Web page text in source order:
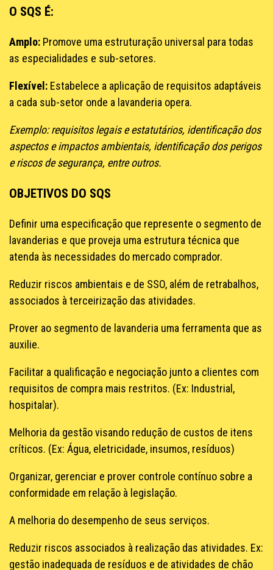
O SQS É:
Amplo: Promove uma estruturação universal para todas
as especialidades e sub-setores.
Flexível: Estabelece a aplicação de requisitos adaptáveis
a cada sub-setor onde a lavanderia opera.
Exemplo: requisitos legais e estatutários, identificação dos
aspectos e impactos ambientais, identificação dos perigos
e riscos de segurança, entre outros.
OBJETIVOS DO SQS
Definir uma especificação que represente o segmento de
lavanderias e que proveja uma estrutura técnica que
atenda às necessidades do mercado comprador.
Reduzir riscos ambientais e de SSO, além de retrabalhos,
associados à terceirização das atividades.
Prover ao segmento de lavanderia uma ferramenta que as
auxilie.
Facilitar a qualificação e negociação junto a clientes com
requisitos de compra mais restritos. (Ex: Industrial,
hospitalar).
Melhoria da gestão visando redução de custos de itens
críticos. (Ex: Água, eletricidade, insumos, resíduos)
Organizar, gerenciar e prover controle contínuo sobre a
conformidade em relação à legislação.
A melhoria do desempenho de seus serviços.
Reduzir riscos associados à realização das atividades. Ex:
gestão inadequada de resíduos e de atividades de chão